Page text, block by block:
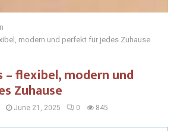
modern und perfekt für jedes Zuhause
– flexibel, modern und
Zuhause
June 21, 2025 0 845